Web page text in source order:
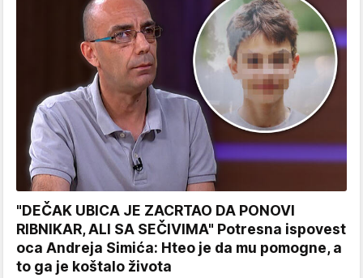
"DEČAK UBICA JE ZACRTAO DA PONOVI
RIBNIKAR, ALI SA SEČIVIMA" Potresna ispovest
oca Andreja Simića: Hteo je da mu pomogne, a
to ga je koštalo života